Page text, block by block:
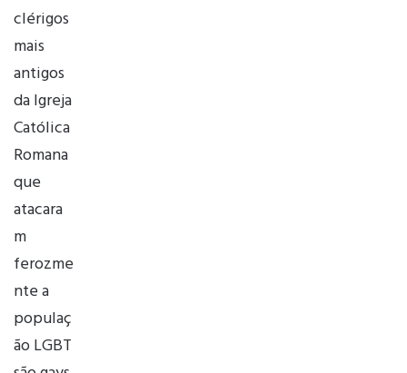
clérigos
mais
antigos
da Igreja
Católica
Romana
que
atacara
m
ferozme
nte a
populaç
ão LGBT